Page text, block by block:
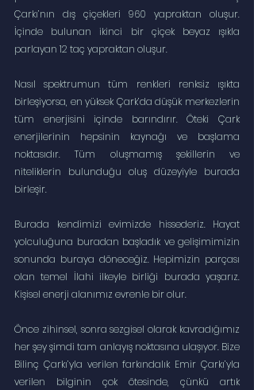
Çarkı’nın dış çiçekleri 960 yapraktan oluşur.
İçinde bulunan ikinci bir çiçek beyaz ışıkla
parlayan 12 taç yapraktan oluşur.
Nasıl spektrumun tüm renkleri renksiz ışıkta
birleşiyorsa, en yüksek Çark’da düşük merkezlerin
tüm enerjisini içinde barındırır. Öteki Çark
enerjilerinin hepsinin kaynağı ve başlama
noktasıdır. Tüm oluşmamış şekillerin ve
niteliklerin bulunduğu oluş düzeyiyle burada
birleşir.
Burada kendimizi evimizde hissederiz. Hayat
yolculuğuna buradan başladık ve gelişimimizin
sonunda buraya döneceğiz. Hepimizin parçası
olan temel İlahi ilkeyle birliği burada yaşarız.
Kişisel enerji alanımız evrenle bir olur.
Önce zihinsel, sonra sezgisel olarak kavradığımız
her şey şimdi tam anlayış noktasına ulaşıyor. Bize
Bilinç Çarkı’yla verilen farkındalık Emir Çarkı’yla
verilen bilginin çok ötesinde, çünkü artık